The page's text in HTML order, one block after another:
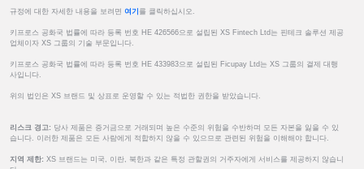
규정에 대한 자세한 내용을 보려면 여기 를 클릭하십시오.
키프로스 공화국 법률에 따라 등록 번호 HE 426566으로 설립된 XS Fintech Ltd는 핀테크 솔루션 제공
업체이자 XS 그룹의 기술 부문입니다.
키프로스 공화국 법률에 따라 등록 번호 HE 433983으로 설립된 Ficupay Ltd는 XS 그룹의 결제 대행
사입니다.
위의 법인은 XS 브랜드 및 상표로 운영할 수 있는 적법한 권한을 받았습니다.
리스크 경고: 당사 제품은 증거금으로 거래되며 높은 수준의 위험을 수반하며 모든 자본을 잃을 수 있
습니다. 이러한 제품은 모든 사람에게 적합하지 않을 수 있으므로 관련된 위험을 이해해야 합니다.
지역 제한: XS 브랜드는 미국, 이란, 북한과 같은 특정 관할권의 거주자에게 서비스를 제공하지 않습니